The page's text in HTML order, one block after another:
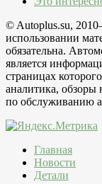
© Autoplus.su,
использовании
обязательна.
является
страницах
аналитика, обзоры
по обслуживанию
Главная
Новости
Детали